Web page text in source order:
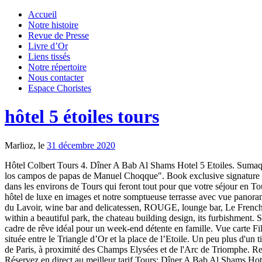
Accueil
Notre histoire
Revue de Presse
Livre d’Or
Liens tissés
Notre répertoire
Nous contacter
Espace Choristes
hôtel 5 étoiles tours
Marlioz, le 31 décembre 2020
Hôtel Colbert Tours 4. Dîner A Bab Al Shams Hotel 5 Etoiles. Sumaq Machu Picchu Hotel está canalizando antiguas y emblemáticas raíces culinarias del Perú con nuevo tour gastronómico de la papa "Visita a los campos de papas de Manuel Choqque". Book exclusive signature suites in our Italian Luxury Hotels in Venice, Rome, Milan, London, Punta Ala, France and the Maldives. Hotel *****. Plus de 40 hôtels dans les environs de Tours qui feront tout pour que votre séjour en Touraine devienne inoubliable. La excursión combina una visita a los campos de papas en el histórico Valle Sagrado de … Découvrez notre hôtel de luxe en images et notre somptueuse terrasse avec vue panoramique sur Paris. Already tagged. 5-star hotel, Vinothérapie Spa, 2-Michelin star restaurant, La Grand’Vigne, country-inn restaurant, La Table du Lavoir, wine bar and delicatessen, ROUGE, lounge bar, Le French Paradox … and more! Le lieu a ouvert ses portes en 1990. Kies uit ons ruime hotel aanbod met eigen klantbeoordelingen. The setting within a beautiful park, the chateau building design, its furbishment. Seminars, conventions, wedding, show rooms… Our commercial … Avec une large gamme de services personnalisés, cette adresse offre un cadre de rêve idéal pour un week-end détente en famille. Vue carte Filtrer. L’hôtel Vernet est un immeuble parisien dans le plus pur style haussmannien, un lieu qui a traversé les siècles, une adresse idéalement située entre le Triangle d’Or et la place de l’Etoile. Un peu plus d'un tiers des hôtels et résidences de la ville de Tours sont classés deux étoiles. L'Hotel Raphael est un palace parisien 5 étoiles situé en plein cœur de Paris, à proximité des Champs Elysées et de l'Arc de Triomphe. Remise de -25% sur le prix du petit déjeuner en réservant sur le site officiel. Metropol Hotel Moscow is luxury 5 star hotel in Moscow center. Réservez en direct au meilleur tarif Tours; Dîner A Bab Al Shams Hotel 5 Etoiles; Tours. SITE OFFICIEL chateaux hotels de charme en France : chateaux hotels 4 et 5 étoiles Alsace, Bourgogne, Val de Loire. Reserved exclusively for guests who request the key, the secret spa is decorated with a celestial ceiling whose goldenstars shimmer across a cobalt blue sky. Hôtel 3 étoiles à Tours (37) : trouver les numéros de téléphone et adresses des professionnels de votre département ou de votre ville dans l'annuaire PagesJaunes Classement tourisme. Hotel 5 etoiles en FRANCE - Tous les Hotels Cinq etoiles en France. 16ème arrondissement est un quartier chic et bourgeois qui regorge de nombreuses curiosités que vous prendrez plaisir à découvrir au fil de vos balades dans ses magnifiques rues et avenues. Meilleurs hôtels 4 étoiles à Tours sur Tripadvisor : consultez 4.560 avis de voyageurs, 2.238 photos, les meilleures offres et comparez les prix pour 8 hôtels 4 étoiles à Tours, France. 1 étoile; 2 étoiles; 3 étoiles; 4 étoiles; 5 étoiles; Avis voyageurs. Code: Dîner A Bab Al Shams. Hier vind je de leukste hotels in en rond Nederland. 2. Public. Welcome Hotel Birks Montreal welcomes you safely. Veuillez vérifier que vous avez correctement saisi votre adresse e-mail avant de poursuivre. Meilleurs hôtels 5 étoiles à Corfou sur Tripadvisor : consultez 19 606 avis de voyageurs, 23 432 photos, les